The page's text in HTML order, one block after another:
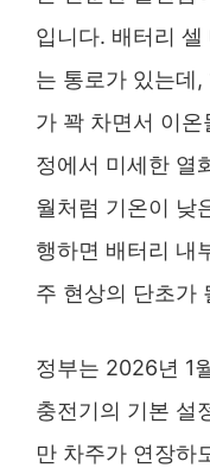
입니다. 배터리
는 통로가 있는데,
가 꽉 차면서 이
정에서 미세한 열
월처럼 기온이 낮
행하면 배터리 내
주 현상의 단초가
정부는 2026년 1
충전기의 기본 설
만 차주가 연장하